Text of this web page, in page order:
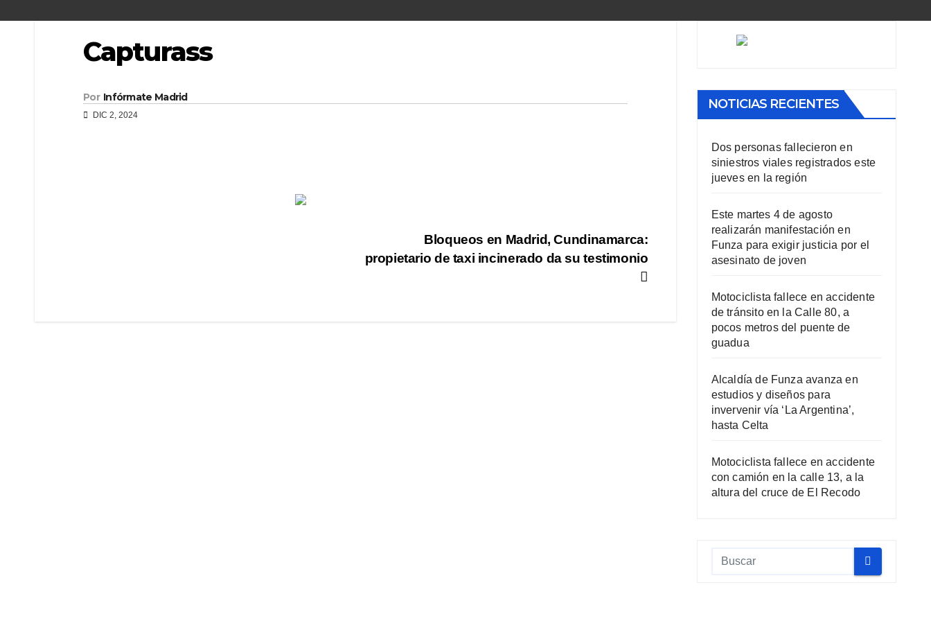
Capturass
Por Infórmate Madrid
DIC 2, 2024
Bloqueos en Madrid, Cundinamarca:
propietario de taxi incinerado da su testimonio
NOTICIAS RECIENTES
Dos personas fallecieron en
siniestros viales registrados este
jueves en la región
Este martes 4 de agosto
realizarán manifestación en
Funza para exigir justicia por el
asesinato de joven
Motociclista fallece en accidente
de tránsito en la Calle 80, a
pocos metros del puente de
guadua
Alcaldía de Funza avanza en
estudios y diseños para
invervenir vía ‘La Argentina’,
hasta Celta
Motociclista fallece en accidente
con camión en la calle 13, a la
altura del cruce de El Recodo